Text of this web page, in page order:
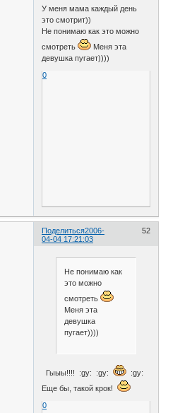
У меня мама каждый день
это смотрит))
Не понимаю как это можно
смотреть
Меня эта
девушка пугает))))
0
Поделиться 52
2006-
04-04 17:21:03
Не понимаю как
это можно
смотреть
Меня эта
девушка
пугает))))
Гыыы!!!! :gy: :gy:
:gy:
Еще бы, такой крок!
0